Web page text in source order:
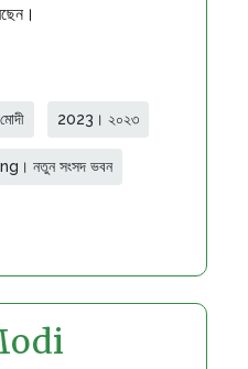
2023। ২০২৩
নতুন সংসদ ভবন